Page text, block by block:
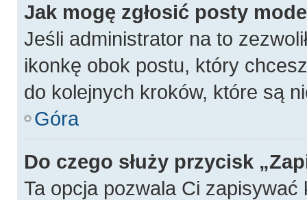
Jak mogę zgłosić posty
Jeśli administrator na to
ikonkę obok postu, który
do kolejnych kroków, które są
Góra
Do czego służy przycisk
Ta opcja pozwala Ci